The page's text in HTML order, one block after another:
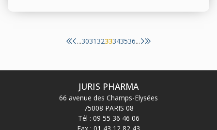
...3031 3233343536...
JURIS PHARMA
66 avenue des Champs-Elysées
75008 PARIS 08
Tél : 09 55 36 46 06